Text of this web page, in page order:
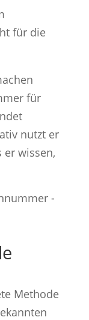
für die
für
nutzt er
er wissen,
Methode